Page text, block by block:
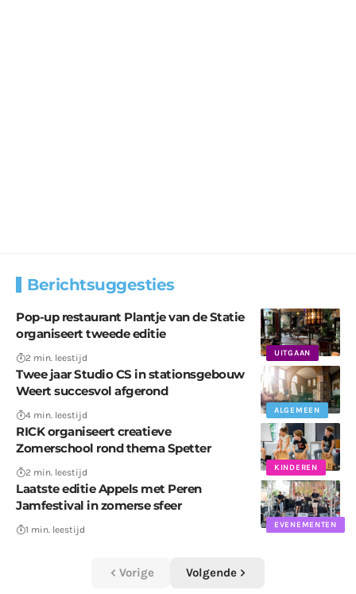
Berichtsuggesties
UITGAAN
Pop-up restaurant Plantje van de Statie
organiseert tweede editie
2 min. leestijd
ALGEMEEN
Twee jaar Studio CS in stationsgebouw
Weert succesvol afgerond
4 min. leestijd
KINDEREN
RICK organiseert creatieve
Zomerschool rond thema Spetter
2 min. leestijd
EVENEMENTEN
Laatste editie Appels met Peren
Jamfestival in zomerse sfeer
1 min. leestijd
Vorige Volgende